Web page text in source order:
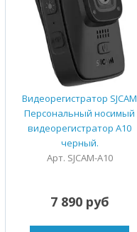
Видеорегистратор SJCAM
Персональный носимый
видеорегистратор A10
черный.
Арт. SJCAM-A10
7 890 руб